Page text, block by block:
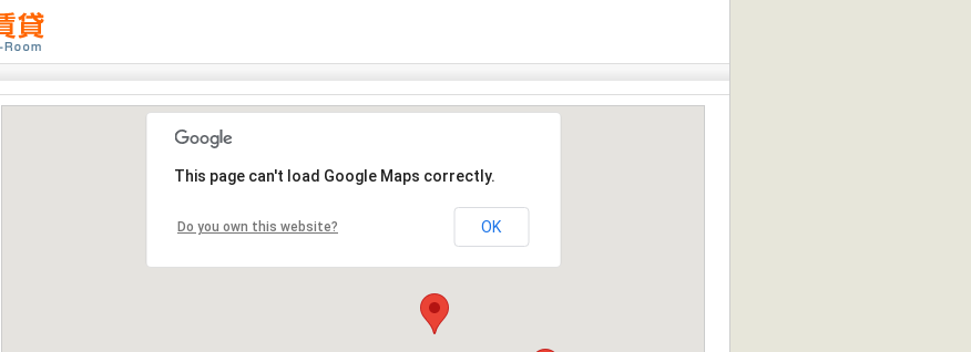
This page can't load Google Maps correctly.
Do you own this website? OK